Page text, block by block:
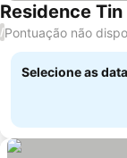
Residence
/Pontuação não
Selecione as